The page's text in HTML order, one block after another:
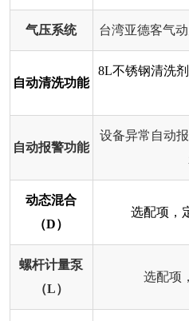
气压系统 台湾亚德客气
自动清洗功能
8L不锈钢清洗
自动报警功能
设备异常自动
动态混合
（D）
选配项，
螺杆计量泵
（L）
选配项